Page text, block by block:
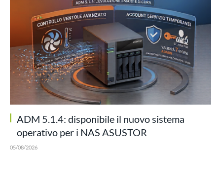
ADM 5.1.4: disponibile il nuovo sistema
operativo per i NAS ASUSTOR
05/08/2026